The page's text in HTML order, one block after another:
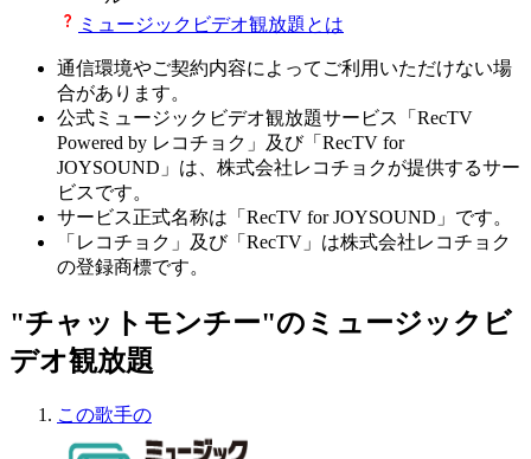
ミュージックビデオ観放題とは
通信環境やご契約内容によってご利用いただけない場
合があります。
公式ミュージックビデオ観放題サービス「RecTV
Powered by レコチョク」及び「RecTV for
JOYSOUND」は、株式会社レコチョクが提供するサー
ビスです。
サービス正式名称は「RecTV for JOYSOUND」です。
「レコチョク」及び「RecTV」は株式会社レコチョク
の登録商標です。
"チャットモンチー"のミュージックビ
デオ観放題
この歌手の